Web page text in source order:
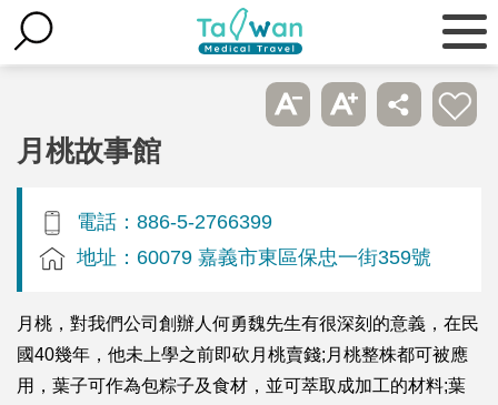
月桃故事館
電話：886-5-2766399
地址：60079 嘉義市東區保忠一街359號
月桃，對我們公司創辦人何勇魏先生有很深刻的意義，在民
國40幾年，他未上學之前即砍月桃賣錢;月桃整株都可被應
用，葉子可作為包粽子及食材，並可萃取成加工的材料;葉